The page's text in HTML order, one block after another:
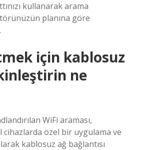
kullanarak arama
planına göre
için kablosuz
ne
WiFi araması,
cihazlarda özel bir uygulama ve
kablosuz ağ bağlantısı